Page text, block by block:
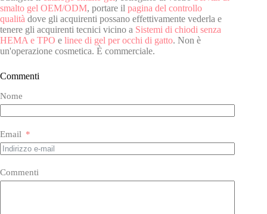
smalto gel OEM/ODM, portare il pagina del controllo
qualità dove gli acquirenti possano effettivamente vederla e
tenere gli acquirenti tecnici vicino a Sistemi di chiodi senza
HEMA e TPO e linee di gel per occhi di gatto. Non è
un'operazione cosmetica. È commerciale.
Commenti
Nome
Email
Commenti